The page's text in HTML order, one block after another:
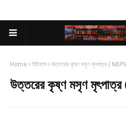
Home ইতিহাস উত্তরের কৃষ্ণ মসৃণ মৃৎপাত্র (
উত্তরের কৃষ্ণ মসৃণ